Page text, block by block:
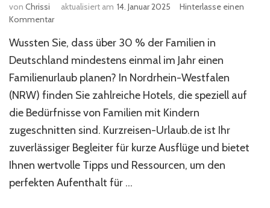
von Chrissi aktualisiert am 14. Januar 2025
Hinterlasse einen
Kommentarzu
mit
Kindern
Wussten Sie, dass über 30 % der Familien in
Deutschland mindestens einmal im Jahr einen
Familienurlaub planen? In Nordrhein-Westfalen
(NRW) finden Sie zahlreiche Hotels, die speziell auf
die Bedürfnisse von Familien mit Kindern
zugeschnitten sind. Kurzreisen-Urlaub.de ist Ihr
zuverlässiger Begleiter für kurze Ausflüge und bietet
Ihnen wertvolle Tipps und Ressourcen, um den
perfekten Aufenthalt für …